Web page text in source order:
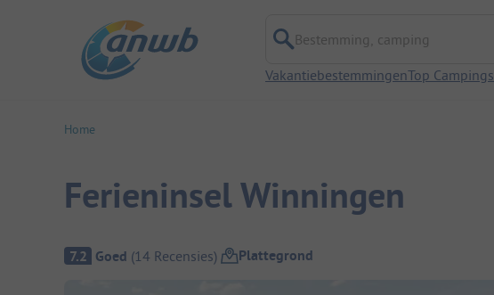
Bestemming, camping
VakantiebestemmingenTop Campings
Home
Ferieninsel Winningen
Camping overzicht
7.2 Goed (14 Recensies) Plattegrond